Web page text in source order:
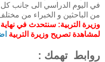
في اليوم الدراسي الى جانب كل
من الباحثين و الخبراء من
وزيرة التربية: سنتحدث في نهاية
لمشاهدة تصريح وزيرة التربية
روابط تهمك :